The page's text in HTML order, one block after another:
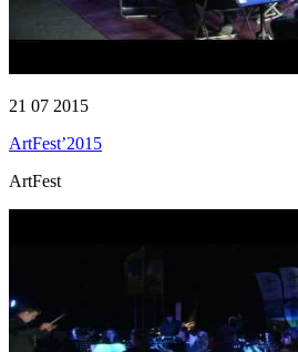
21 07 2015
ArtFest’2015
ArtFest